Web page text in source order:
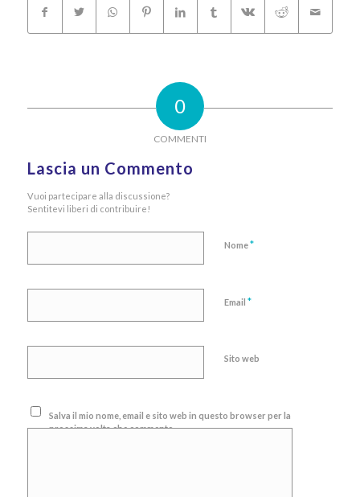
0
COMMENTI
Lascia un Commento
Vuoi partecipare alla discussione?
Sentitevi liberi di contribuire!
Nome*
Email *
Sito web
Salva il mio nome, email e sito web in questo browser per la
prossima volta che commento.